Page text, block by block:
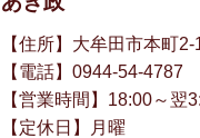
【住所】大牟田市本町2-
【電話】0944-54-4787
【営業時間】18:00～翌
【定休日】月曜